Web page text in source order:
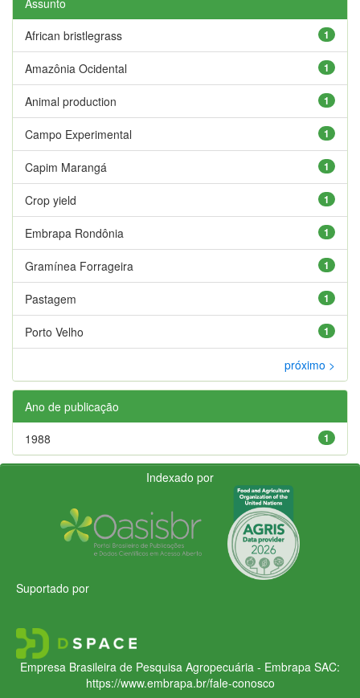
1
African bristlegrass
1
Amazônia Ocidental
1
Animal production
1
Campo Experimental
1
Capim Marangá
1
Crop yield
1
Embrapa Rondônia
1
Gramínea Forrageira
1
Pastagem
1
Porto Velho
próximo >
Ano de publicação
1
1988
Indexado por
Suportado por
Empresa Brasileira de Pesquisa Agropecuária - Embrapa SAC:
https://www.embrapa.br/fale-conosco